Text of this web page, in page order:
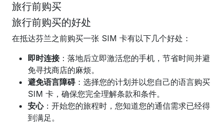
旅行前购买
旅行前购买的好处
在抵达芬兰之前购买一张 SIM 卡有以下几个好处：
即时连接：落地后立即激活您的手机，节省时间并避
免寻找商店的麻烦。
避免语言障碍：选择您的计划并以您自己的语言购买
SIM 卡，确保您完全理解条款和条件。
安心：开始您的旅程时，您知道您的通信需求已经得
到满足。